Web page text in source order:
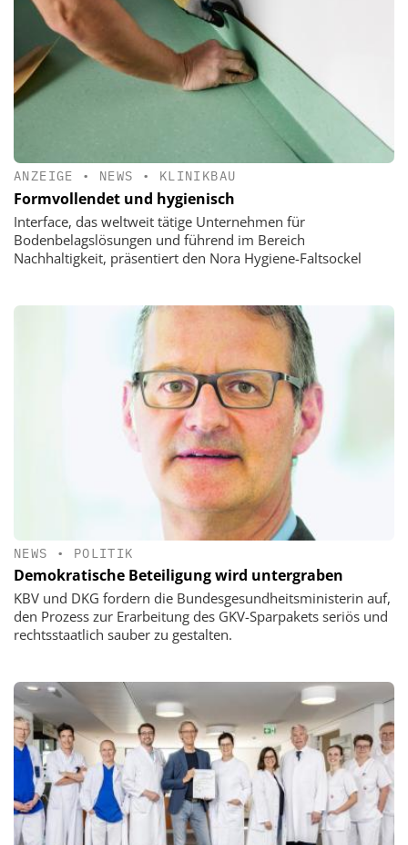
ANZEIGE • NEWS • KLINIKBAU
Formvollendet und hygienisch
Interface, das weltweit tätige Unternehmen für
Bodenbelagslösungen und führend im Bereich
Nachhaltigkeit, präsentiert den Nora Hygiene-Faltsockel
NEWS • POLITIK
Demokratische Beteiligung wird untergraben
KBV und DKG fordern die Bundesgesundheitsministerin auf,
den Prozess zur Erarbeitung des GKV-Sparpakets seriös und
rechtsstaatlich sauber zu gestalten.